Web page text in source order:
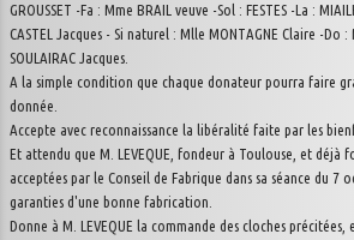
GROUSSET -Fa : Mme BRAIL veuve -Sol : FESTES -La :
CASTEL Jacques - Si naturel : Mlle MONTAGNE Claire -Do :
SOULAIRAC Jacques.
A la simple condition que chaque donateur pourra faire
donnée.
Accepte avec reconnaissance la libéralité faite par les
Et attendu que M. LEVEQUE, fondeur à Toulouse, et déjà
acceptées par le Conseil de Fabrique dans sa séance du 7
garanties d'une bonne fabrication.
Donne à M. LEVEQUE la commande des cloches